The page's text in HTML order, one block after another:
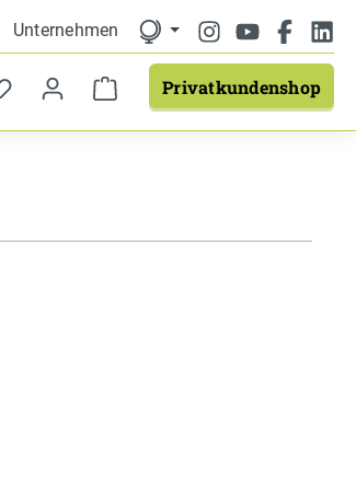
Unternehmen
Privatkundenshop